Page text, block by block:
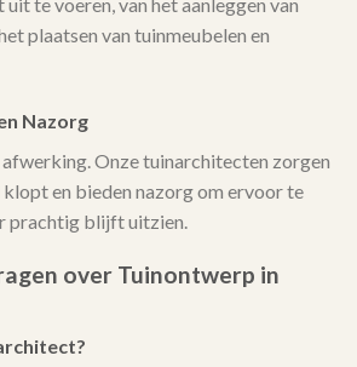
plaatsen van tuinmeubelen en
Nazorg
Onze tuinarchitecten zorgen
en bieden nazorg om ervoor te
prachtig blijft uitzien.
over Tuinontwerp in